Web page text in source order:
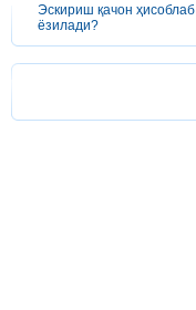
Эскириш қачон ҳисоблаб
ёзилади?